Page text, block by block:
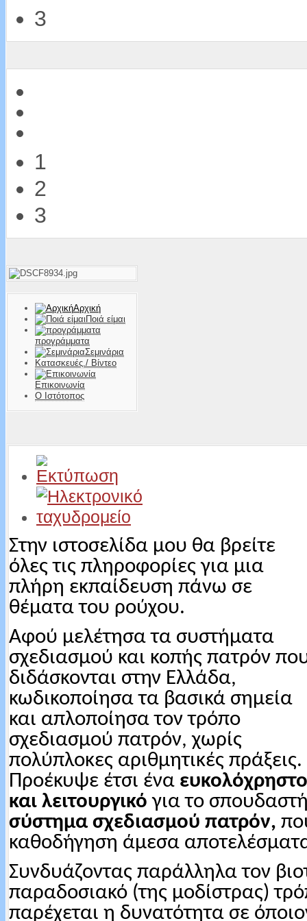
3
1
2
3
Αρχική
Ποιά είμαι
προγράμματα
Σεμινάρια
Κατασκευές./ Βίντεο
Επικοινωνία
Ο Ιστότοπος
Στην ιστοσελίδα μου θα βρείτε
όλες τις πληροφορίες για μια
πλήρη εκπαίδευση πάνω σε
θέματα του ρούχου.
Αφού μελέτησα τα συστήματα
σχεδιασμού και κοπής πατρόν
διδάσκονται στην Ελλάδα,
κωδικοποίησα τα βασικά σημεία
και απλοποίησα τον τρόπο
σχεδιασμού πατρόν, χωρίς
πολύπλοκες αριθμητικές πράξεις.
Προέκυψε έτσι ένα ευκολόχρηστο
και λειτουργικό για το
σύστημα σχεδιασμού πατρόν,
καθοδήγηση άμεσα
Συνδυάζοντας παράλληλα τον
παραδοσιακό (της μοδίστρας)
παρέχεται η δυνατότητα σε